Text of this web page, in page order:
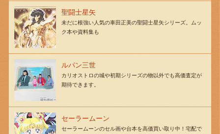
聖闘士星矢
未だに根強い人気の車田正美の聖闘士星矢シリーズ。ムッ
ク本や資料集も
ルパン三世
カリオストロの城や初期シリーズの物以外でも高価査定が
期待できます。
セーラームーン
セーラームーンのセル画や台本を高価買い取り中！宅配で